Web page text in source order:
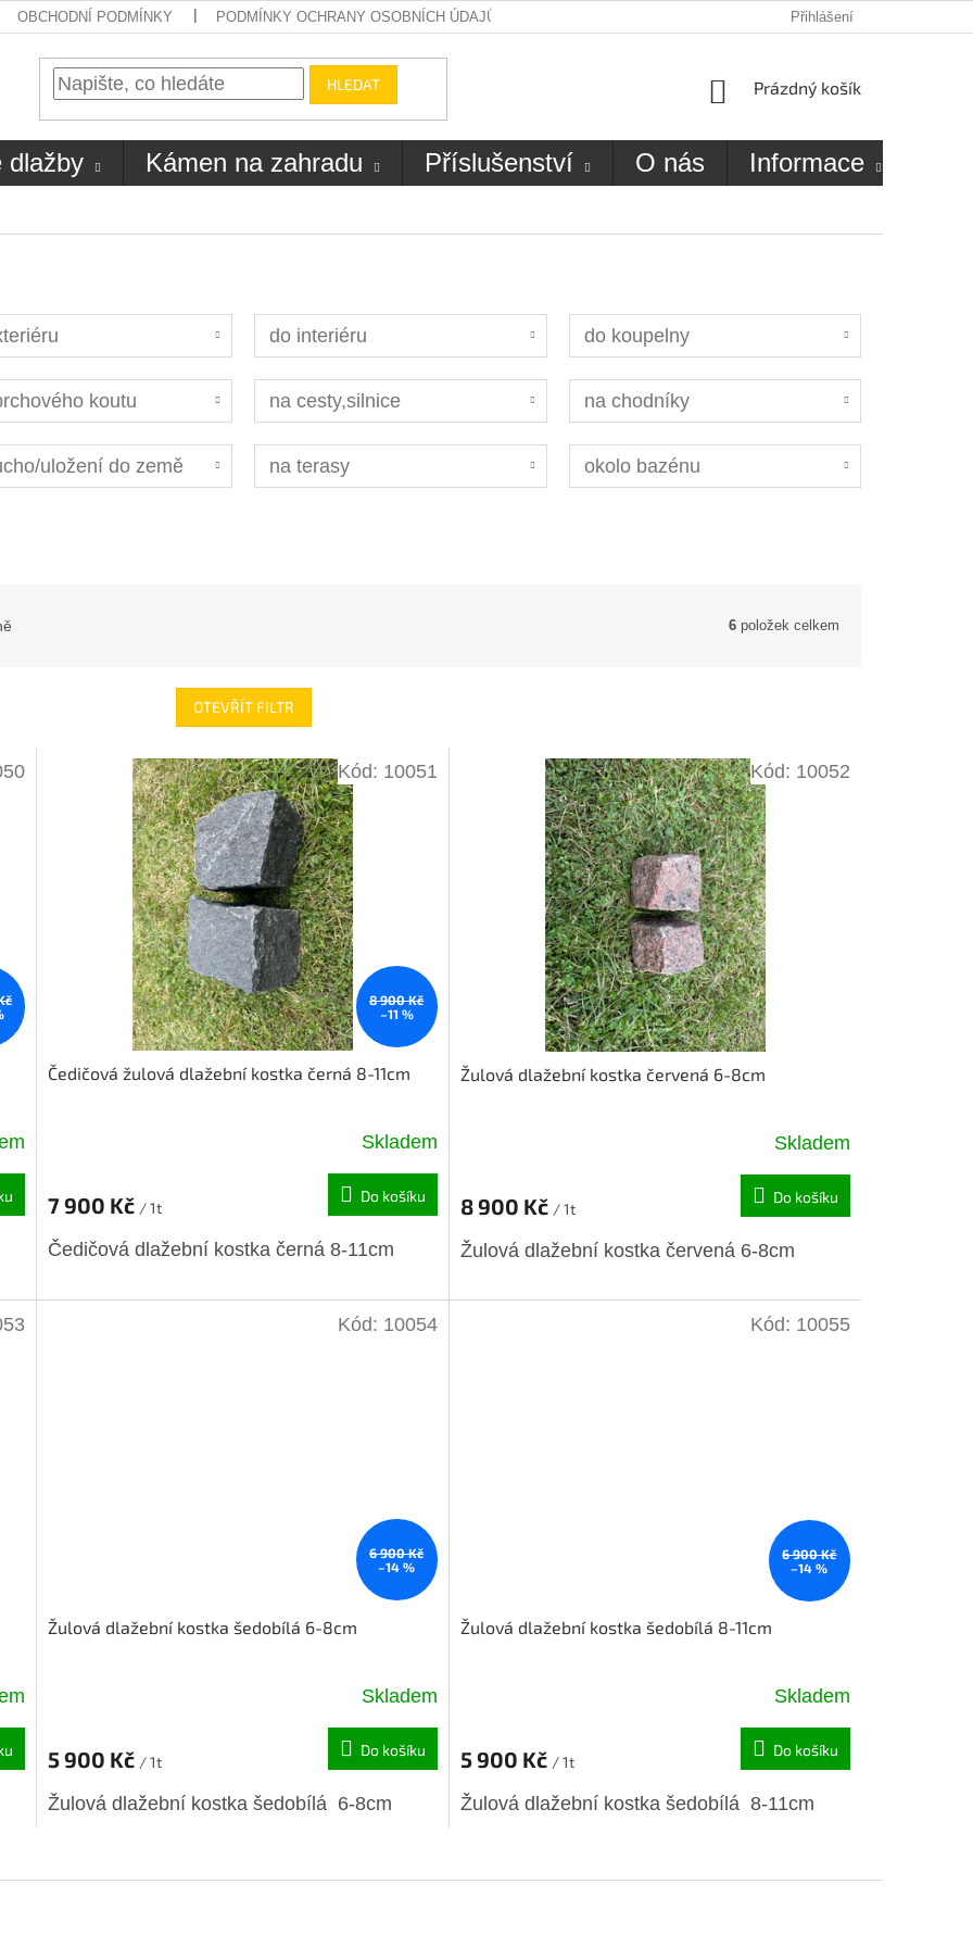
OBCHODNÍ PODMÍNKY PODMÍNKY OCHRANY OSOBNÍCH ÚDAJŮ Přihlášení
HLEDAT
NÁKUPNÍ
Prázdný košík
dlažby Kámen na zahradu Příslušenství O nás Informace
do interiéru do koupelny
koutu na cesty,silnice na chodníky
uložení do země na terasy okolo bazénu
6 položek celkem
OTEVŘÍT FILTR
8 900 Kč
–11 %
Čedičová žulová dlažební kostka černá 8-11cm
Skladem
7 900 Kč / 1t
Do košíku
Čedičová dlažební kostka černá 8-11cm
Kód: 10051
Žulová dlažební kostka červená 6-8cm
Skladem
8 900 Kč / 1t
Do košíku
Žulová dlažební kostka červená 6-8cm
Kód: 10052
6 900 Kč
–14 %
Žulová dlažební kostka šedobílá 6-8cm
Skladem
5 900 Kč / 1t
Do košíku
Žulová dlažební kostka šedobílá 6-8cm
Kód: 10054
6 900 Kč
–14 %
Žulová dlažební kostka šedobílá 8-11cm
Skladem
5 900 Kč / 1t
Do košíku
Žulová dlažební kostka šedobílá 8-11cm
Kód: 10055
v